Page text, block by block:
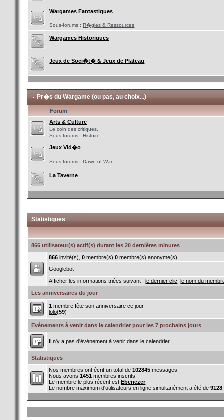
Wargames Fantastiques
Sous-forums :R�gles & Ressources
Wargames Historiques
Jeux de Soci�t� & Jeux de Plateau
Pr�s du Wargame (ou pas, au choix...)
Forum
Arts & Culture
Le coin des critiques.
Sous-forums :Histoire
Jeux Vid�o
Sous-forums :Dawn of War
La Taverne
Statistiques
866 utilisateur(s) actif(s) durant les 20 dernières minutes
866 invité(s),0 membre(s)0 membre(s) anonyme(s)
Googlebot
Afficher les informations triées suivant :le dernier clic ,le nom du
Les anniversaires du jour
1 membre fête son anniversaire ce jour
lolo(59)
Evénements à venir dans le calendrier pour les 7 prochains jours
Il n'y a pas d'événement à venir dans le calendrier
Statistiques
Nos membres ont écrit un total de102845 messages
Nous avons1451 membres inscrits
Le membre le plus récent estEbenezer
Le nombre maximum d'utilisateurs en ligne simultanément a été de9128